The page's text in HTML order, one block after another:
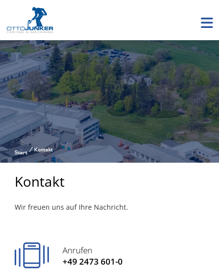
Start Kontakt
Kontakt
Wir freuen uns auf Ihre Nachricht.
Anrufen
+49 2473 601-0